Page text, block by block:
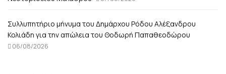
Συλλυπητήριο μήνυμα του Δημάρχου Ρόδου Αλέξανδρου
Κολιάδη για την απώλεια του Θοδωρή Παπαθεοδώρου
06/08/2026